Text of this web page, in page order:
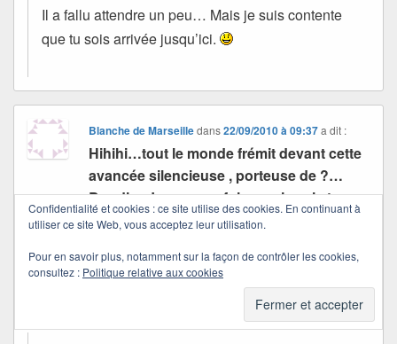
Il a fallu attendre un peu… Mais je suis contente
que tu sois arrivée jusqu’ici.
Blanche de Marseilledans22/09/2010 à 09:37 a dit :
Hihihi…tout le monde frémit devant cette
avancée silencieuse , porteuse de ?…
Boudiou ! pour une fois que je vais trop
vite voilà que je dois attendre !
question : où retrouver ton récit de Clément
que je n’ai jamais pu finir et qui me plaisait
Confidentialité et cookies : ce site utilise des cookies. En continuant à
utiliser ce site Web, vous acceptez leur utilisation.
Pour en savoir plus, notamment sur la façon de contrôler les cookies,
consultez : Politique relative aux cookies